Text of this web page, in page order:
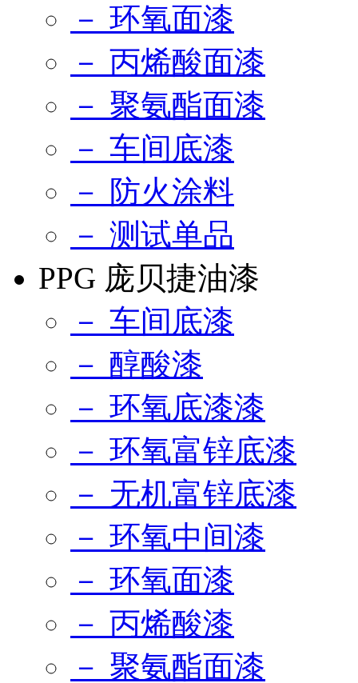
－ 环氧面漆
－ 丙烯酸面漆
－ 聚氨酯面漆
－ 车间底漆
－ 防火涂料
－ 测试单品
PPG 庞贝捷油漆
－ 车间底漆
－ 醇酸漆
－ 环氧底漆漆
－ 环氧富锌底漆
－ 无机富锌底漆
－ 环氧中间漆
－ 环氧面漆
－ 丙烯酸漆
－ 聚氨酯面漆